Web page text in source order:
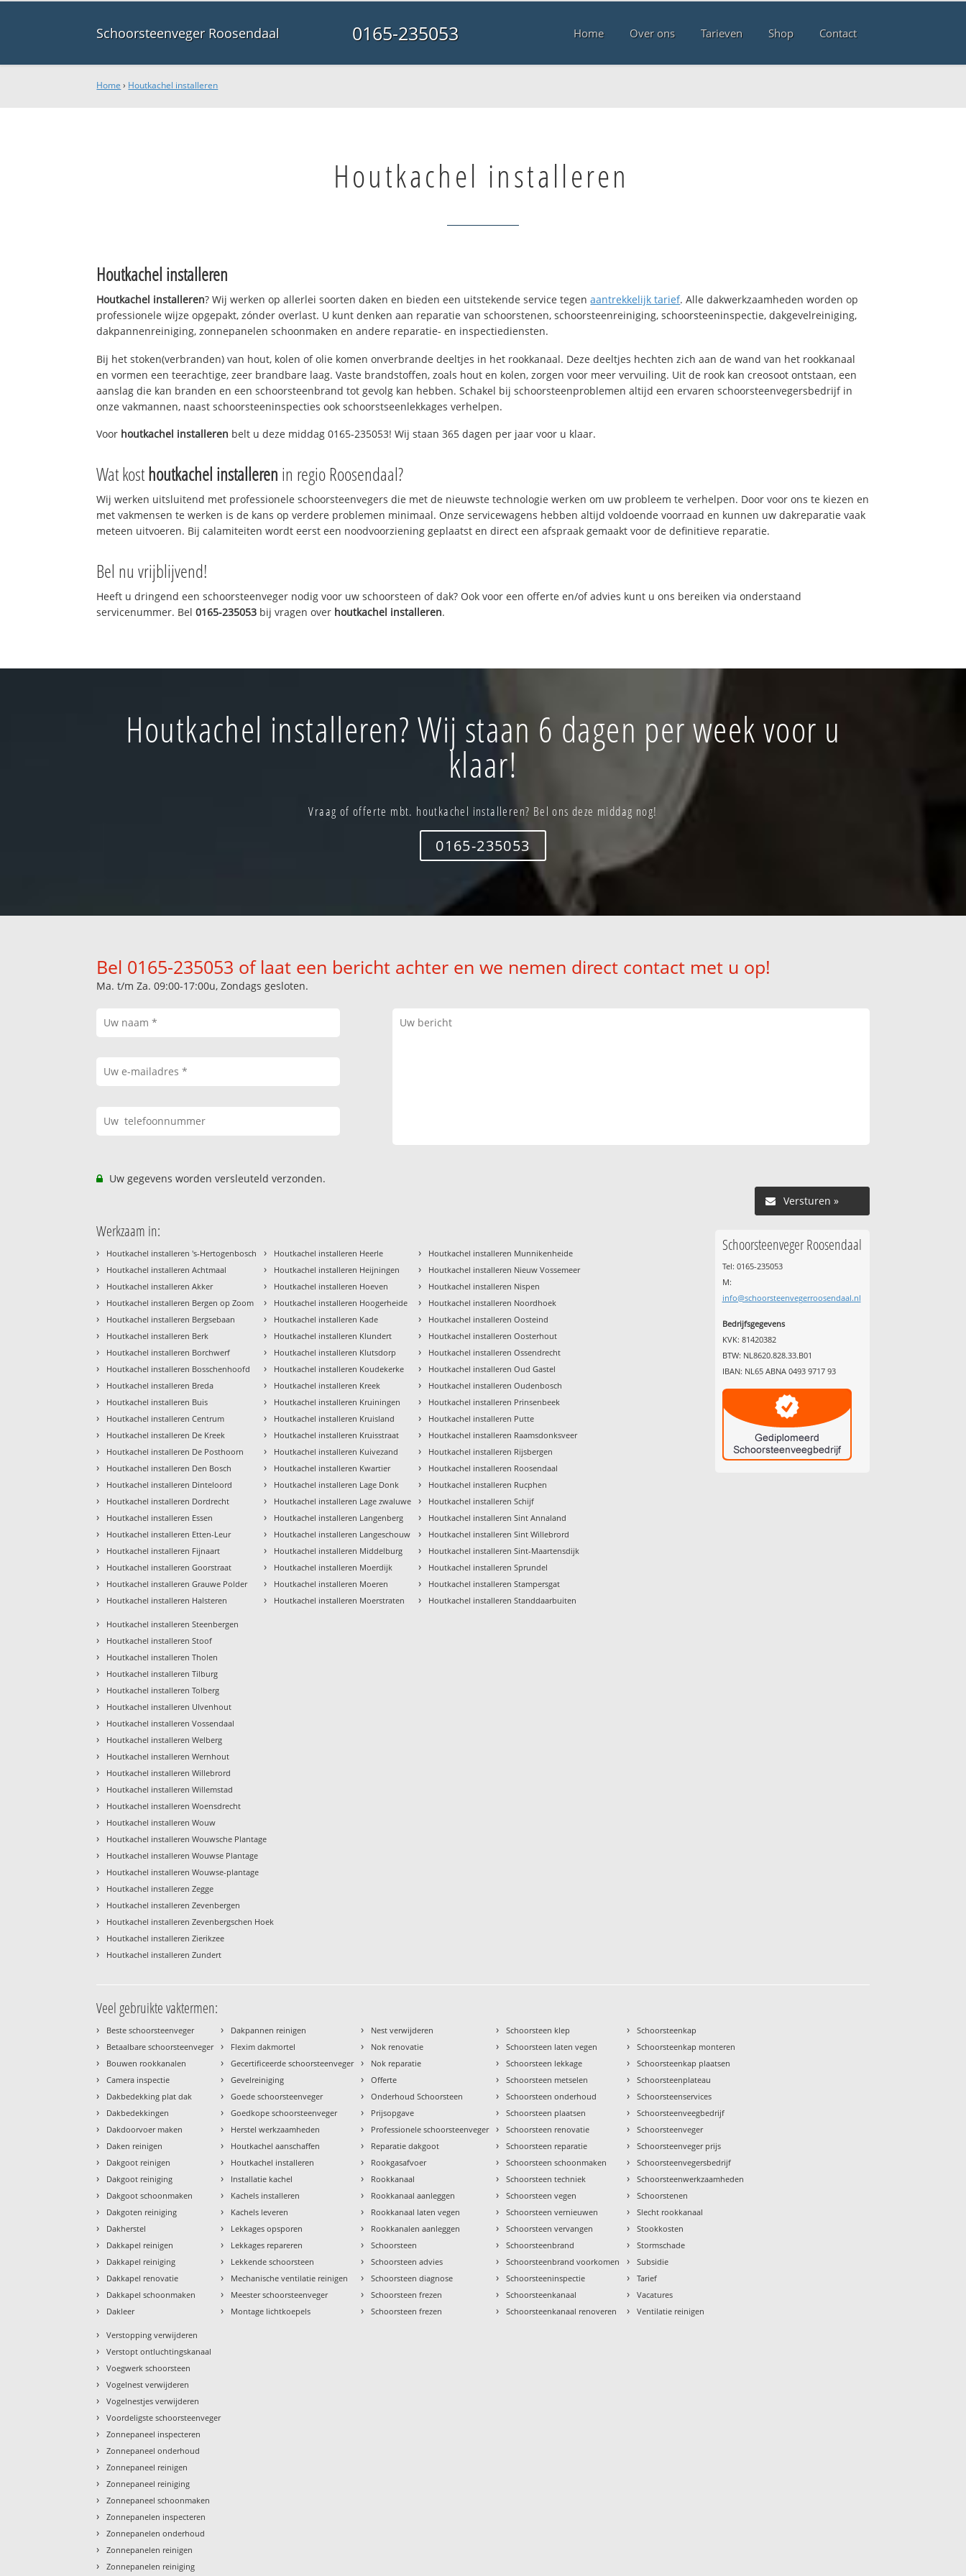
Schoorsteenveger Roosendaal 0165-235053 Home Over ons Tarieven Shop Contact
Home › Houtkachel installeren
Houtkachel installeren
Houtkachel installeren
Houtkachel installeren? Wij werken op allerlei soorten daken en bieden een uitstekende service tegenaantrekkelijk tarief. Alle dakwerkzaamheden worden op
professionele wijze opgepakt, zónder overlast. U kunt denken aan reparatie van schoorstenen, schoorsteenreiniging, schoorsteeninspectie, dakgevelreiniging,
dakpannenreiniging, zonnepanelen schoonmaken en andere reparatie- en inspectiediensten.
Bij het stoken(verbranden) van hout, kolen of olie komen onverbrande deeltjes in het rookkanaal. Deze deeltjes hechten zich aan de wand van het rookkanaal
en vormen een teerachtige, zeer brandbare laag. Vaste brandstoffen, zoals hout en kolen, zorgen voor meer vervuiling. Uit de rook kan creosoot ontstaan, een
aanslag die kan branden en een schoorsteenbrand tot gevolg kan hebben. Schakel bij schoorsteenproblemen altijd een ervaren schoorsteenvegersbedrijf in
onze vakmannen, naast schoorsteeninspecties ook schoorstseenlekkages verhelpen.
Voor houtkachel installeren belt u deze middag 0165-235053! Wij staan 365 dagen per jaar voor u klaar.
Wat kosthoutkachel installeren in regio Roosendaal?
Wij werken uitsluitend met professionele schoorsteenvegers die met de nieuwste technologie werken om uw probleem te verhelpen. Door voor ons te kiezen en
met vakmensen te werken is de kans op verdere problemen minimaal. Onze servicewagens hebben altijd voldoende voorraad en kunnen uw dakreparatie vaak
meteen uitvoeren. Bij calamiteiten wordt eerst een noodvoorziening geplaatst en direct een afspraak gemaakt voor de definitieve reparatie.
Bel nu vrijblijvend!
Heeft u dringend een schoorsteenveger nodig voor uw schoorsteen of dak? Ook voor een offerte en/of advies kunt u ons bereiken via onderstaand
servicenummer. Bel0165-235053 bij vragen over houtkachel installeren.
Houtkachel installeren? Wij staan 6 dagen per week voor u
klaar!
Vraag of offerte mbt. houtkachel installeren? Bel ons deze middag nog!
0165-235053
Bel 0165-235053 of laat een bericht achter en we nemen direct contact met u op!
Ma. t/m Za. 09:00-17:00u, Zondags gesloten.
Uw gegevens worden versleuteld verzonden.
Versturen »
Werkzaam in:
› Houtkachel installeren 's-Hertogenbosch
› Houtkachel installeren Achtmaal
› Houtkachel installeren Akker
› Houtkachel installeren Bergen op Zoom
› Houtkachel installeren Bergsebaan
› Houtkachel installeren Berk
› Houtkachel installeren Borchwerf
› Houtkachel installeren Bosschenhoofd
› Houtkachel installeren Breda
› Houtkachel installeren Buis
› Houtkachel installeren Centrum
› Houtkachel installeren De Kreek
› Houtkachel installeren De Posthoorn
› Houtkachel installeren Den Bosch
› Houtkachel installeren Dinteloord
› Houtkachel installeren Dordrecht
› Houtkachel installeren Essen
› Houtkachel installeren Etten-Leur
› Houtkachel installeren Fijnaart
› Houtkachel installeren Goorstraat
› Houtkachel installeren Grauwe Polder
› Houtkachel installeren Halsteren
› Houtkachel installeren Heerle
› Houtkachel installeren Heijningen
› Houtkachel installeren Hoeven
› Houtkachel installeren Hoogerheide
› Houtkachel installeren Kade
› Houtkachel installeren Klundert
› Houtkachel installeren Klutsdorp
› Houtkachel installeren Koudekerke
› Houtkachel installeren Kreek
› Houtkachel installeren Kruiningen
› Houtkachel installeren Kruisland
› Houtkachel installeren Kruisstraat
› Houtkachel installeren Kuivezand
› Houtkachel installeren Kwartier
› Houtkachel installeren Lage Donk
› Houtkachel installeren Lage zwaluwe
› Houtkachel installeren Langenberg
› Houtkachel installeren Langeschouw
› Houtkachel installeren Middelburg
› Houtkachel installeren Moerdijk
› Houtkachel installeren Moeren
› Houtkachel installeren Moerstraten
› Houtkachel installeren Munnikenheide
› Houtkachel installeren Nieuw Vossemeer
› Houtkachel installeren Nispen
› Houtkachel installeren Noordhoek
› Houtkachel installeren Oosteind
› Houtkachel installeren Oosterhout
› Houtkachel installeren Ossendrecht
› Houtkachel installeren Oud Gastel
› Houtkachel installeren Oudenbosch
› Houtkachel installeren Prinsenbeek
› Houtkachel installeren Putte
› Houtkachel installeren Raamsdonksveer
› Houtkachel installeren Rijsbergen
› Houtkachel installeren Roosendaal
› Houtkachel installeren Rucphen
› Houtkachel installeren Schijf
› Houtkachel installeren Sint Annaland
› Houtkachel installeren Sint Willebrord
› Houtkachel installeren Sint-Maartensdijk
› Houtkachel installeren Sprundel
› Houtkachel installeren Stampersgat
› Houtkachel installeren Standdaarbuiten
› Houtkachel installeren Steenbergen
› Houtkachel installeren Stoof
› Houtkachel installeren Tholen
› Houtkachel installeren Tilburg
› Houtkachel installeren Tolberg
› Houtkachel installeren Ulvenhout
› Houtkachel installeren Vossendaal
› Houtkachel installeren Welberg
› Houtkachel installeren Wernhout
› Houtkachel installeren Willebrord
› Houtkachel installeren Willemstad
› Houtkachel installeren Woensdrecht
› Houtkachel installeren Wouw
› Houtkachel installeren Wouwsche Plantage
› Houtkachel installeren Wouwse Plantage
› Houtkachel installeren Wouwse-plantage
› Houtkachel installeren Zegge
› Houtkachel installeren Zevenbergen
› Houtkachel installeren Zevenbergschen Hoek
› Houtkachel installeren Zierikzee
› Houtkachel installeren Zundert
Schoorsteenveger Roosendaal
Tel: 0165-235053
M:
info@schoorsteenvegerroosendaal.nl
Bedrijfsgegevens
KVK: 81420382
BTW: NL8620.828.33.B01
IBAN: NL65 ABNA 0493 9717 93
Veel gebruikte vaktermen:
› Beste schoorsteenveger
› Betaalbare schoorsteenveger
› Bouwen rookkanalen
› Camera inspectie
› Dakbedekking plat dak
› Dakbedekkingen
› Dakdoorvoer maken
› Daken reinigen
› Dakgoot reinigen
› Dakgoot reiniging
› Dakgoot schoonmaken
› Dakgoten reiniging
› Dakherstel
› Dakkapel reinigen
› Dakkapel reiniging
› Dakkapel renovatie
› Dakkapel schoonmaken
› Dakleer
› Dakpannen reinigen
› Flexim dakmortel
› Gecertificeerde schoorsteenveger
› Gevelreiniging
› Goede schoorsteenveger
› Goedkope schoorsteenveger
› Herstel werkzaamheden
› Houtkachel aanschaffen
› Houtkachel installeren
› Installatie kachel
› Kachels installeren
› Kachels leveren
› Lekkages opsporen
› Lekkages repareren
› Lekkende schoorsteen
› Mechanische ventilatie reinigen
› Meester schoorsteenveger
› Montage lichtkoepels
› Nest verwijderen
› Nok renovatie
› Nok reparatie
› Offerte
› Onderhoud Schoorsteen
› Prijsopgave
› Professionele schoorsteenveger
› Reparatie dakgoot
› Rookgasafvoer
› Rookkanaal
› Rookkanaal aanleggen
› Rookkanaal laten vegen
› Rookkanalen aanleggen
› Schoorsteen
› Schoorsteen advies
› Schoorsteen diagnose
› Schoorsteen frezen
› Schoorsteen frezen
› Schoorsteen klep
› Schoorsteen laten vegen
› Schoorsteen lekkage
› Schoorsteen metselen
› Schoorsteen onderhoud
› Schoorsteen plaatsen
› Schoorsteen renovatie
› Schoorsteen reparatie
› Schoorsteen schoonmaken
› Schoorsteen techniek
› Schoorsteen vegen
› Schoorsteen vernieuwen
› Schoorsteen vervangen
› Schoorsteenbrand
› Schoorsteenbrand voorkomen
› Schoorsteeninspectie
› Schoorsteenkanaal
› Schoorsteenkanaal renoveren
› Schoorsteenkap
› Schoorsteenkap monteren
› Schoorsteenkap plaatsen
› Schoorsteenplateau
› Schoorsteenservices
› Schoorsteenveegbedrijf
› Schoorsteenveger
› Schoorsteenveger prijs
› Schoorsteenvegersbedrijf
› Schoorsteenwerkzaamheden
› Schoorstenen
› Slecht rookkanaal
› Stookkosten
› Stormschade
› Subsidie
› Tarief
› Vacatures
› Ventilatie reinigen
› Verstopping verwijderen
› Verstopt ontluchtingskanaal
› Voegwerk schoorsteen
› Vogelnest verwijderen
› Vogelnestjes verwijderen
› Voordeligste schoorsteenveger
› Zonnepaneel inspecteren
› Zonnepaneel onderhoud
› Zonnepaneel reinigen
› Zonnepaneel reiniging
› Zonnepaneel schoonmaken
› Zonnepanelen inspecteren
› Zonnepanelen onderhoud
› Zonnepanelen reinigen
› Zonnepanelen reiniging